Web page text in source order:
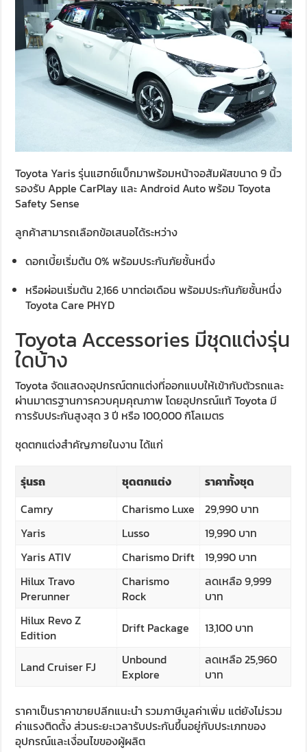
Toyota Yaris รุ่นแฮทช์แบ็กมาพร้อมหน้าจอสัมผัสขนาด 9 นิ้ว
รองรับ Apple CarPlay และ Android Auto พร้อม Toyota
Safety Sense
ลูกค้าสามารถเลือกข้อเสนอได้ระหว่าง
ดอกเบี้ยเริ่มต้น 0% พร้อมประกันภัยชั้นหนึ่ง
หรือผ่อนเริ่มต้น 2,166 บาทต่อเดือน พร้อมประกันภัยชั้นหนึ่ง
Toyota Care PHYD
Toyota Accessories มีชุดแต่งรุ่น
ใดบ้าง
Toyota จัดแสดงอุปกรณ์ตกแต่งที่ออกแบบให้เข้ากับตัวรถและ
ผ่านมาตรฐานการควบคุมคุณภาพ โดยอุปกรณ์แท้ Toyota มี
การรับประกันสูงสุด 3 ปี หรือ 100,000 กิโลเมตร
ชุดตกแต่งสำคัญภายในงาน ได้แก่
รุ่นรถ ชุดตกแต่ง
ราคาทั้งชุด
Camry
Charismo Luxe
29,990 บาท
Yaris
Lusso
19,990 บาท
Yaris ATIV
Charismo Drift
19,990 บาท
Hilux Travo
Prerunner
Charismo
Rock
ลดเหลือ 9,999
บาท
Hilux Revo Z
Edition
Drift Package 13,100 บาท
Land Cruiser FJ
Unbound
Explore
ลดเหลือ 25,960
บาท
ราคาเป็นราคาขายปลีกแนะนำ รวมภาษีมูลค่าเพิ่ม แต่ยังไม่รวม
ค่าแรงติดตั้ง ส่วนระยะเวลารับประกันขึ้นอยู่กับประเภทของ
อุปกรณ์และเงื่อนไขของผู้ผลิต